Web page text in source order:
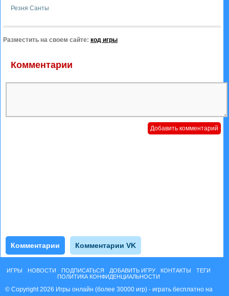
Резня Санты
Разместить на своем сайте: код игры
Комментарии
Комментарии Комментарии VK
ИГРЫ НОВОСТИ ПОДПИСАТЬСЯ ДОБАВИТЬ ИГРУ КОНТАКТЫ
ТЕГИ
ПОЛИТИКА КОНФИДЕНЦИАЛЬНОСТИ
© Copyright 2026 Игры онлайн (более 30000 игр) - играть бесплатно на